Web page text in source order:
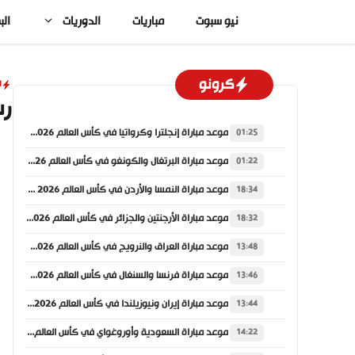
المحتوى
نيو سبوت مباريات الدوريات
كرونو
01:25 موعد مباراة إنجلترا وكرواتيا في كأس العالم 2026 والقنوات الناقلة
01:22 موعد مباراة البرتغال والكونغو في كأس العالم 2026 والقنوات الناقلة
18:34 موعد مباراة النمسا والأردن في كأس العالم 2026 والقنوات الناقلة
18:32 موعد مباراة الأرجنتين والجزائر في كأس العالم 2026 والقنوات الناقلة
13:48 موعد مباراة العراق والنرويج في كأس العالم 2026 والقنوات الناقلة
13:46 موعد مباراة فرنسا والسنغال في كأس العالم 2026 والقنوات الناقلة
13:44 موعد مباراة إيران ونيوزيلندا في كأس العالم 2026 والقنوات الناقلة
14:22 موعد مباراة السعودية وأوروغواي في كأس العالم 2026 والقنوات الناقلة